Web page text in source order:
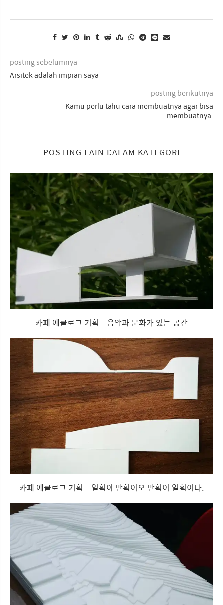
posting sebelumnya
Arsitek adalah impian saya
posting berikutnya
Kamu perlu tahu cara membuatnya agar bisa
membuatnya.
POSTING LAIN DALAM KATEGORI
카페 에클로그 기획 – 음악과 문화가 있는 공간
카페 에클로그 기획 – 일획이 만획이오 만획이 일획이다.